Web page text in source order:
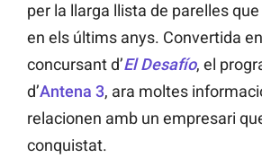
per la llarga llista de parelles
en els últims anys. Convertida en
concursant d’El Desafío, el
d’Antena 3, ara moltes
relacionen amb un empresari
conquistat.